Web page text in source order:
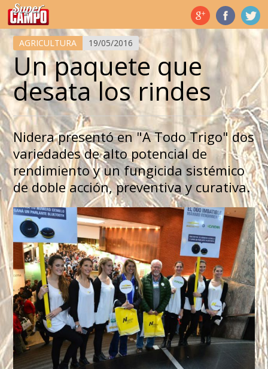
Temas de hoy
AGRICULTURA 19/05/2016
Un paquete que
desata los rindes
Nidera presentó en "A Todo Trigo" dos
variedades de alto potencial de
rendimiento y un fungicida sistémico
de doble acción, preventiva y curativa.